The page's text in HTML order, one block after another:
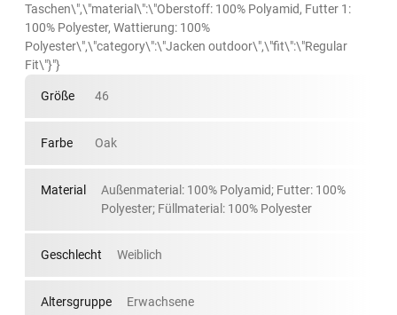
Taschen\",\"material\":\"Oberstoff: 100% Polyamid, Futter 1:
100% Polyester, Wattierung: 100%
Polyester\",\"category\":\"Jacken outdoor\",\"fit\":\"Regular
Fit\"}"}
Größe 46
Farbe Oak
Material
Außenmaterial: 100% Polyamid; Futter: 100%
Polyester; Füllmaterial: 100% Polyester
Geschlecht Weiblich
Altersgruppe Erwachsene